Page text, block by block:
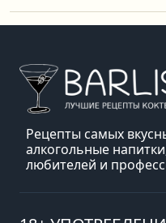
Рецепты самых
алкогольные
любителей и